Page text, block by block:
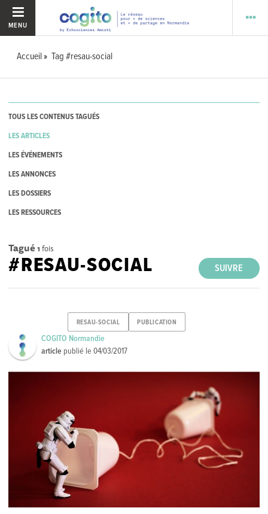
MENU
Accueil Tag #resau-social
TOUS LES CONTENUS TAGUÉS
LES ARTICLES
LES ÉVÉNEMENTS
LES ANNONCES
LES DOSSIERS
LES RESSOURCES
Tagué 1 fois
SUIVRE
#RESAU-SOCIAL
RESAU-SOCIAL PUBLICATION
COGITO Normandie
article publié le04/03/2017